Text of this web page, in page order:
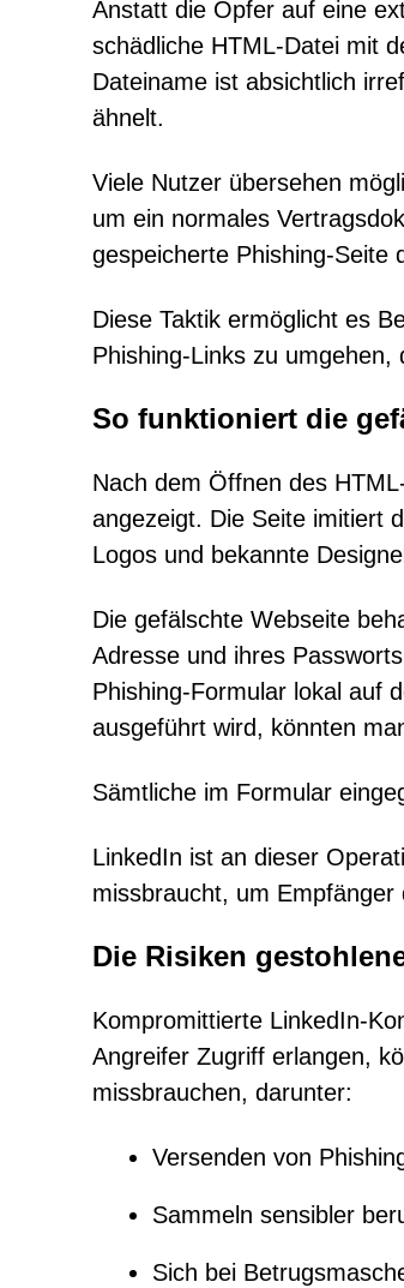
Anstatt die Opfer auf eine
schädliche HTML-Datei mit
Dateiname ist absichtlich
ähnelt.
Viele Nutzer übersehen
um ein normales
gespeicherte Phishing-Seite
Diese Taktik ermöglicht es
Phishing-Links zu
So funktioniert die
Nach dem Öffnen des
angezeigt. Die Seite imitiert
Logos und bekannte
Die gefälschte Webseite
Adresse und ihres
Phishing-Formular lokal auf
ausgeführt wird, könnten
Sämtliche im Formular
LinkedIn ist an dieser
missbraucht, um
Die Risiken
Kompromittierte LinkedIn-
Angreifer Zugriff erlangen,
missbrauchen, darunter:
Versenden von
Sammeln sensibler
Sich bei